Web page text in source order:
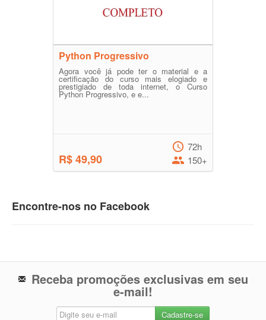
Python Progressivo
Agora você já pode ter o material e a
certificação do curso mais elogiado e
prestigiado de toda internet, o Curso
Python Progressivo, e e...
R$ 49,90
72h
150+
Encontre-nos no Facebook
Receba promoções exclusivas em seu
e-mail!